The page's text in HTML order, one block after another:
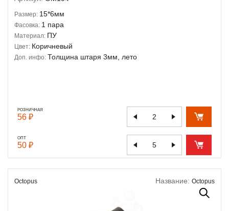
Размер: 15*6мм
Фасовка: 1 пара
Материал: ПУ
Цвет: Коричневый
Доп. инфо: Толщина штаря 3мм, лето
РОЗНИЧНАЯ
56 ₽
ОПТ
50 ₽
Octopus Название: Octopus